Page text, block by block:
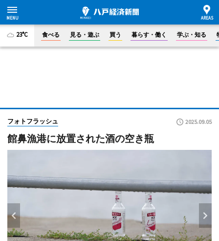
23°C 食べる 見る・遊ぶ 買う 暮らす・働く 学ぶ・知る
フォトフラッシュ 2025.09.05
館鼻漁港に放置された酒の空き瓶